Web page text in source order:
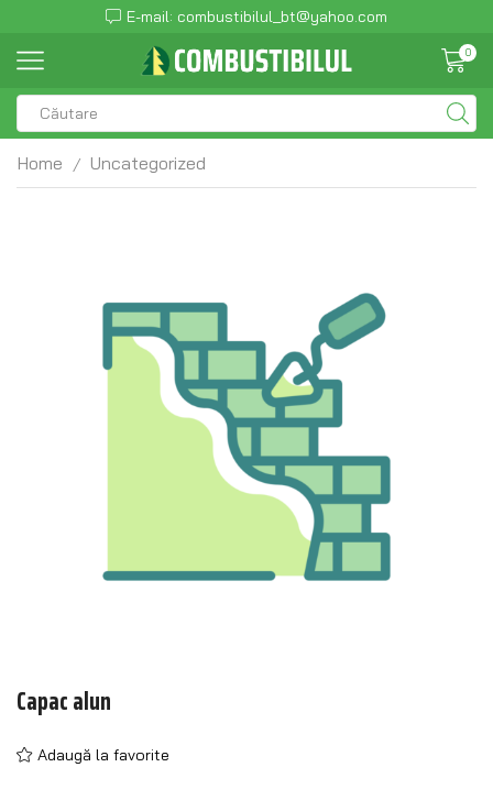
E-mail: combustibilul_bt@yahoo.com
0
Home / Uncategorized
Capac alun
Adaugă la favorite